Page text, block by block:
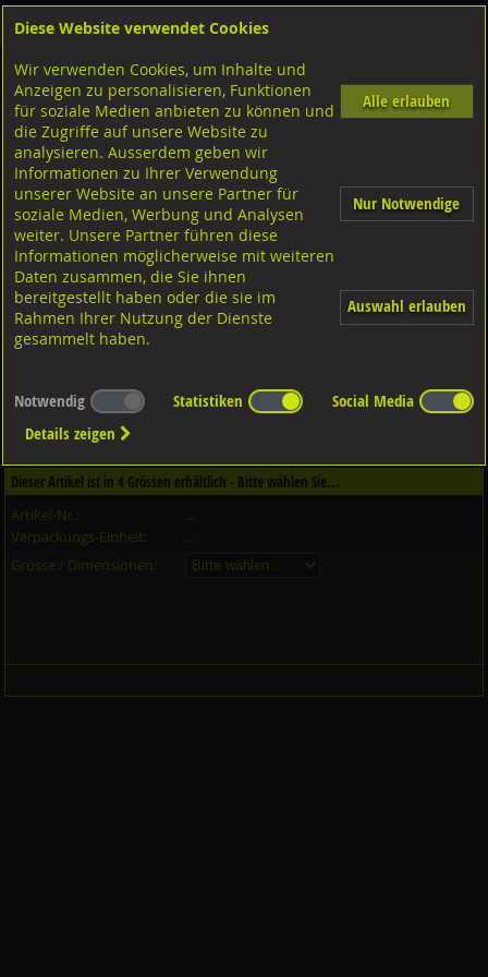
Shop Muttern Innengewinde Vierkantmuttern
Gewindeplatten RechteckStahl verzinkt,
Dieser Artikel ist in 1Qualitäten erhältlich - Bitte wählen Sie...
Qualität / Oberfläche
Dieser Artikel ist in4 Grössen erhältlich - Bitte wählen Sie...
Artikel-Nr.:
...
Verpackungs-Einheit:
...
Grösse / Dimensionen:
Diese Website verwendet Cookies
Wir verwenden Cookies, um Inhalte und
Anzeigen zu personalisieren, Funktionen
für soziale Medien anbieten zu können und
die Zugriffe auf unsere Website zu
analysieren. Ausserdem geben wir
Informationen zu Ihrer Verwendung
unserer Website an unsere Partner für
soziale Medien, Werbung und Analysen
weiter. Unsere Partner führen diese
Informationen möglicherweise mit weiteren
Daten zusammen, die Sie ihnen
bereitgestellt haben oder die sie im
Rahmen Ihrer Nutzung der Dienste
gesammelt haben.
Alle erlauben
Nur Notwendige
Auswahl erlauben
Notwendig Statistiken
Social Media
Details zeigen